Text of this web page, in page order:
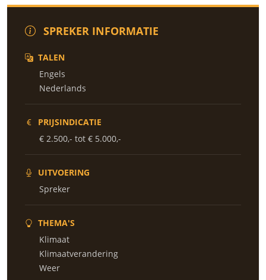
SPREKER INFORMATIE
TALEN
Engels
Nederlands
PRIJSINDICATIE
€ 2.500,- tot € 5.000,-
UITVOERING
Spreker
THEMA'S
Klimaat
Klimaatverandering
Weer